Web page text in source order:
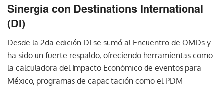
Sinergia con Destinations International
(DI)
Desde la 2da edición DI se sumó al Encuentro de OMDs y
ha sido un fuerte respaldo, ofreciendo herramientas como
la calculadora del Impacto Económico de eventos para
México, programas de capacitación como el PDM